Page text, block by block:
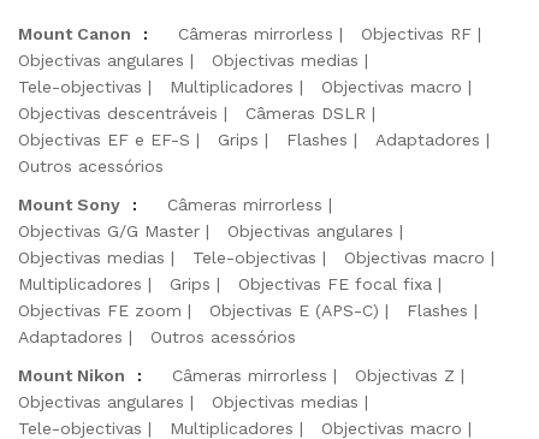
Mount Canon : Câmeras mirrorless
Objectivas RF
Objectivas angulares
Objectivas medias
Tele-objectivas
Multiplicadores
Objectivas macro
Objectivas descentráveis
Câmeras DSLR
Objectivas EF e EF-S
Grips Flashes
Adaptadores
Outros acessórios
Mount Sony
:
Câmeras mirrorless
Objectivas G/G Master
Objectivas angulares
Objectivas medias
Tele-objectivas
Objectivas macro
Multiplicadores
Grips
Objectivas FE focal fixa
Objectivas FE zoom
Objectivas E (APS-C)
Flashes
Adaptadores
Outros acessórios
Mount Nikon
: Câmeras mirrorless
Objectivas Z
Objectivas angulares
Objectivas medias
Tele-objectivas
Multiplicadores
Objectivas macro